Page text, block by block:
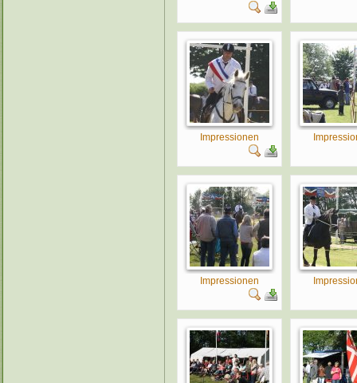
Impressionen
Impressionen